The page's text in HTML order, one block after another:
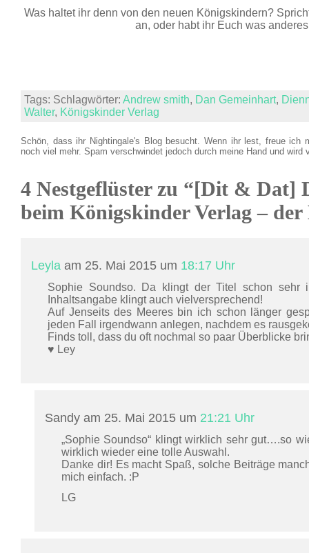
Was haltet ihr denn von den neuen Königskindern?
an, oder habt ihr Euch was
Tags: Schlagwörter: Andrew smith, Dan Gemeinhart,
Walter, Königskinder Verlag
Schön, dass ihr Nightingale's Blog besucht. Wenn ihr lest, freue ich
noch viel mehr. Spam verschwindet jedoch durch meine Hand und wird
4 Nestgeflüster zu “[Dit & Dat]
beim Königskinder Verlag – der
Leyla am 25. Mai 2015 um 18:17 Uhr
Sophie Soundso. Da klingt der Titel schon sehr
Inhaltsangabe klingt auch vielversprechend!
Auf Jenseits des Meeres bin ich schon länger
jeden Fall irgendwann anlegen, nachdem es
Finds toll, dass du oft nochmal so paar Überblicke
♥ Ley
Sandy am 25. Mai 2015 um 21:21 Uhr
„Sophie Soundso“ klingt wirklich sehr gut….so
wirklich wieder eine tolle Auswahl.
Danke dir! Es macht Spaß, solche Beiträge
mich einfach. :P
LG